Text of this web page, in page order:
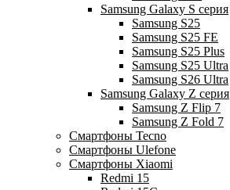
Samsung Galaxy S серия
Samsung S25
Samsung S25 FE
Samsung S25 Plus
Samsung S25 Ultra
Samsung S26 Ultra
Samsung Galaxy Z серия
Samsung Z Flip 7
Samsung Z Fold 7
Смартфоны Tecno
Смартфоны Ulefone
Смартфоны Xiaomi
Redmi 15